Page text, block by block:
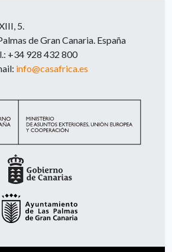
5.
de Gran Canaria. España
+34 928 432 800
info@casafrica.es